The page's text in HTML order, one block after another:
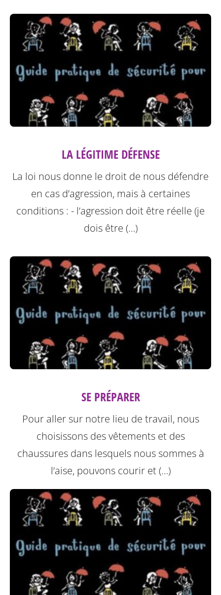
LA LÉGITIME DÉFENSE
La loi nous donne le droit de nous défendre
en cas d’agression, mais à certaines
conditions : - l’agression doit être réelle (je
dois être (…)
SE PRÉPARER
Pour aller sur notre lieu de travail, nous
choisissons des vêtements et des
chaussures dans lesquels nous sommes à
l’aise, pouvons courir et (…)